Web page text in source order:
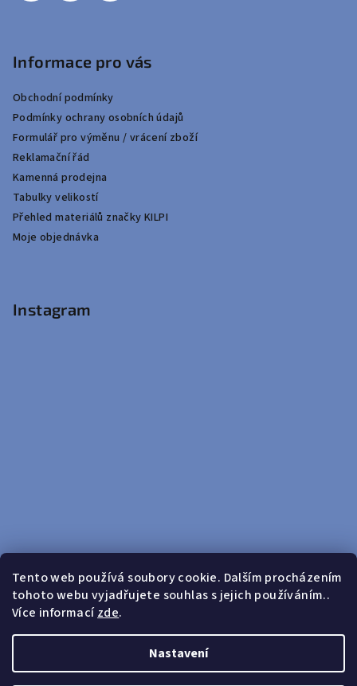
Tento web používá soubory cookie. Dalším procházením
tohoto webu vyjadřujete souhlas s jejich používáním..
Více informacízde.
Nastavení
Informace pro vás
Obchodní podmínky
Podmínky ochrany osobních údajů
Formulář pro výměnu / vrácení zboží
Reklamační řád
Kamenná prodejna
Tabulky velikostí
Přehled materiálů značky KILPI
Moje objednávka
Instagram
Sledovat na Instagramu
Doprava zdarma od 599 Kč